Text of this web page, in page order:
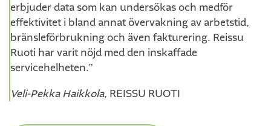
erbjuder data som kan undersökas och medför
effektivitet i bland annat övervakning av arbetstid,
bränsleförbrukning och även fakturering. Reissu
Ruoti har varit nöjd med den inskaffade
servicehelheten.”
Veli-Pekka Haikkola, REISSU RUOTI